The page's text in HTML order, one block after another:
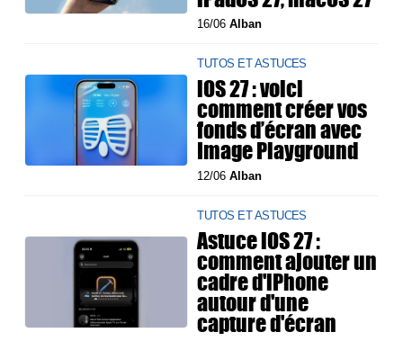
16/06Alban
TUTOS ET ASTUCES
iOS 27 : voici
comment créer vos
fonds d’écran avec
Image Playground
12/06Alban
TUTOS ET ASTUCES
Astuce iOS 27 :
comment ajouter un
cadre d'iPhone
autour d'une
capture d'écran